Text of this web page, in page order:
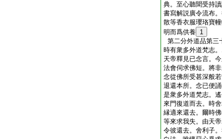
典。至心聽聞受持
書寫解説廣令流布
散等香衣服瓔珞寶
明而爲供養 1
第二分外道品第三
時有衆多外道梵志
天帝釋見已念言。
法會伺求佛短。將
念從佛所受甚深般
退還本所。念已便
是衆多外道梵志。
來門復道而去。時
縁適來還去。爾時
等來求我失。由天
令彼還去。舍利子